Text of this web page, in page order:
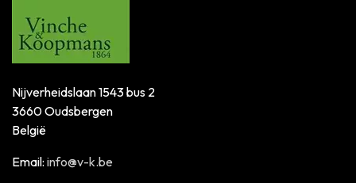
Nijverheidslaan 1543 bus 2
3660 Oudsbergen
België
Email: info@v-k.be